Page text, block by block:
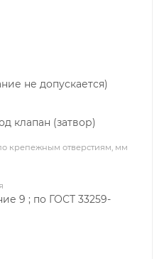
не допускается)
клапан (затвор)
крепежным отверстиям, мм
9 ; по ГОСТ 33259-